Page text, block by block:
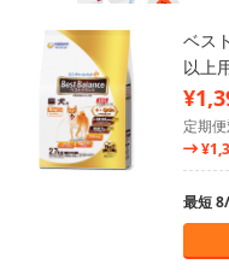
ベス
以上
定期
最短